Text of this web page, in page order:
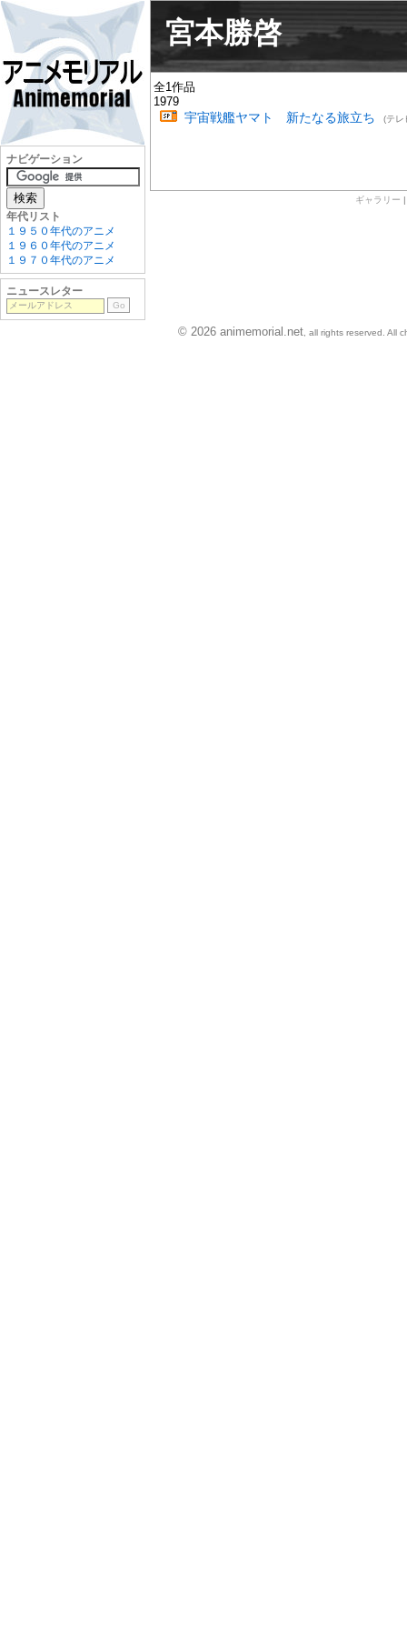
宮本勝啓
全1作品
1979
宇宙戦艦ヤマト 新たなる旅立ち (テレ
ギャラリー
ナビゲーション
年代リスト
１９５０年代のアニメ
１９６０年代のアニメ
１９７０年代のアニメ
ニュースレター
© 2026 animemorial.net , all rights reserved. All